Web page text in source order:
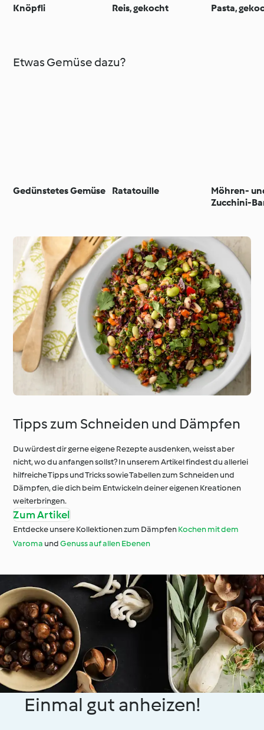
Knöpfli Reis, gekocht Pasta,
Etwas Gemüse dazu?
Gedünstetes Gemüse Ratatouille
Möhren-
Zucchini-
Tipps zum Schneiden und Dämpfen
Du würdest dir gerne eigene Rezepte ausdenken, weisst aber
nicht, wo du anfangen sollst? In unserem Artikel findest du allerlei
hilfreiche Tipps und Tricks sowie Tabellen zum Schneiden und
Dämpfen, die dich beim Entwickeln deiner eigenen Kreationen
weiterbringen.
Zum Artikel
Entdecke unsere Kollektionen zum DämpfenKochen mit dem
Varoma undGenuss auf allen Ebenen
Einmal gut anheizen!